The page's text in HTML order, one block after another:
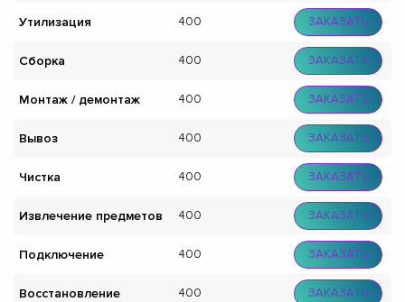
Утилизация 400 ЗАКАЗАТЬ
Сборка 400 ЗАКАЗАТЬ
Монтаж / демонтаж 400 ЗАКАЗАТЬ
Вывоз 400 ЗАКАЗАТЬ
Чистка 400 ЗАКАЗАТЬ
Извлечение предметов 400 ЗАКАЗАТЬ
Подключение 400 ЗАКАЗАТЬ
Восстановление 400 ЗАКАЗАТЬ